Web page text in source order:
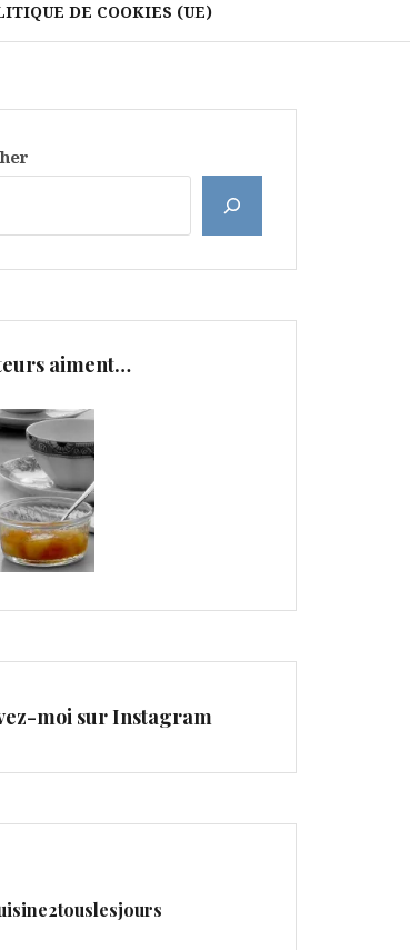
DE COOKIES (UE)
aiment…
moi sur Instagram